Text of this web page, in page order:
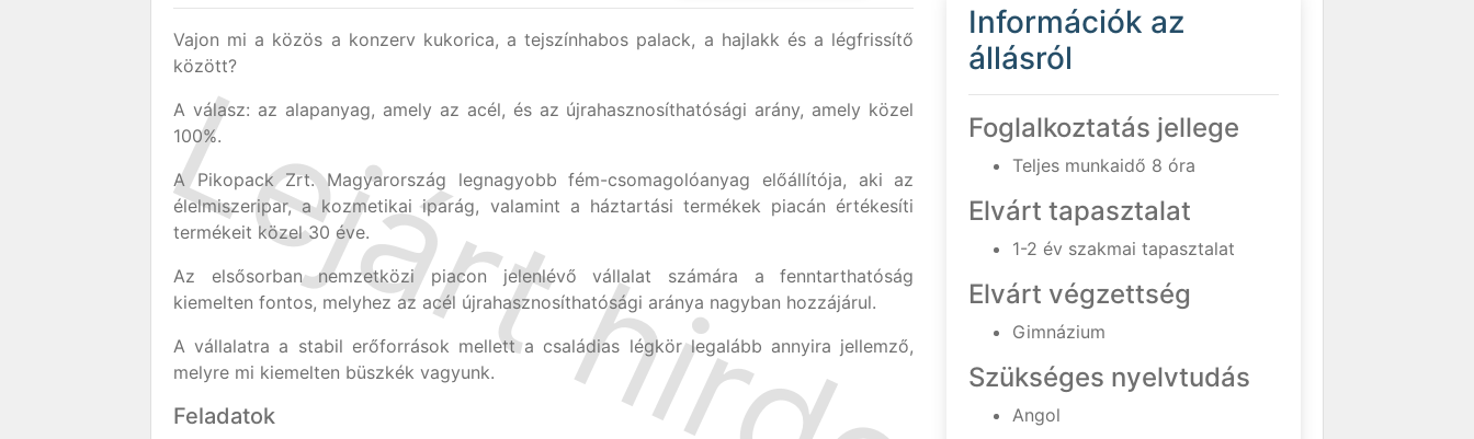
Vajon mi a közös a konzerv kukorica, a tejszínhabos palack, a hajlakk és a légfrissítő
között?
A válasz: az alapanyag, amely az acél, és az újrahasznosíthatósági arány, amely közel
100%.
A Pikopack Zrt. Magyarország legnagyobb fém-csomagolóanyag előállítója, aki az
élelmiszeripar, a kozmetikai iparág, valamint a háztartási termékek piacán értékesíti
termékeit közel 30 éve.
Az elsősorban nemzetközi piacon jelenlévő vállalat számára a fenntarthatóság
kiemelten fontos, melyhez az acél újrahasznosíthatósági aránya nagyban hozzájárul.
A vállalatra a stabil erőforrások mellett a családias légkör legalább annyira jellemző,
melyre mi kiemelten büszkék vagyunk.
Feladatok
Információk az
állásról
Foglalkoztatás jellege
Teljes munkaidő 8 óra
Elvárt tapasztalat
1-2 év szakmai tapasztalat
Elvárt végzettség
Gimnázium
Szükséges nyelvtudás
Angol